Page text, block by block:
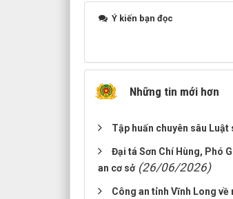
Ý kiến bạn đọc
Những tin mới hơn
Tập huấn chuyên sâu
Đại tá Sơn Chí Hùng, Phó
an cơ sở (26/06/2026)
Công an tỉnh Vĩnh Long